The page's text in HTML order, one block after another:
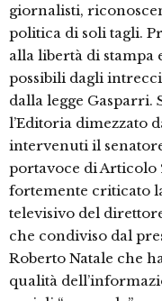
giornalisti,
politica di soli tagli.
alla libertà di stampa
possibili dagli
dalla legge
l’Editoria dimezzato
intervenuti il
portavoce di Articolo
fortemente criticato
televisivo del
che condiviso dal
Roberto Natale che
qualità